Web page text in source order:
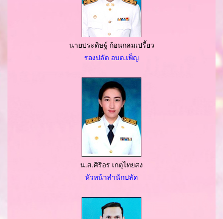
นายประดิษฐ์ ก้อนกลมเปรี้ยว
รองปลัด อบต.เพ็ญ
น.ส.ศิริอร เกตุไทยสง
หัวหน้าสำนักปลัด